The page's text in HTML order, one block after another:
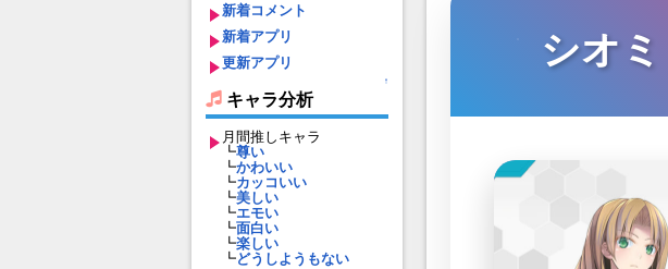
新着コメント
新着アプリ
更新アプリ
↑
キャラ分析
月間推しキャラ
┗尊い
┗かわいい
┗カッコいい
┗美しい
┗エモい
┗面白い
┗楽しい
┗どうしようもない
シオ